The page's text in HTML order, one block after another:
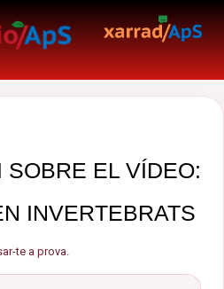
SOBRE EL VÍDEO:
INVERTEBRATS
te a prova.